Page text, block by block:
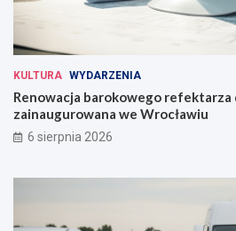
KULTURA WYDARZENIA
Renowacja barokowego refektarza
zainaugurowana we Wrocławiu
6 sierpnia 2026